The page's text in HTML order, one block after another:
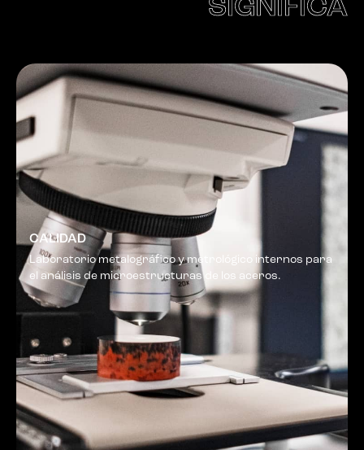
SIGNIFICA
CALIDAD
Laboratorio metalográfico y metrológico internos para
el análisis de microestructuras de los aceros.